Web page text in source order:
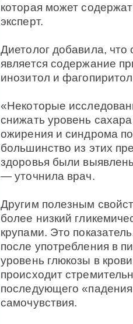
которая может
эксперт.
Диетолог добавила, что
является содержание
инозитол и
«Некоторые
снижать уровень
ожирения и синдрома
большинство из этих
здоровья были
— уточнила врач.
Другим полезным
более низкий
крупами. Это
после употребления в
уровень глюкозы в
происходит
последующего
самочувствия.